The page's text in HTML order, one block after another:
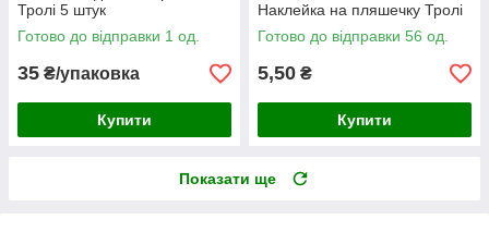
Тролі 5 штук
Готово до відправки 1 од.
35 ₴/упаковка
Купити
Наклейка на пляшечку Тролі
Готово до відправки 56 од.
5,50 ₴
Купити
Показати ще